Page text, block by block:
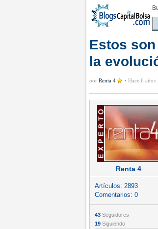
Estos
la
por Renta 4 • Hace 6 años
Renta 4
Artículos: 2893
Comentarios: 0
43 Seguidores
19 Siguiendo